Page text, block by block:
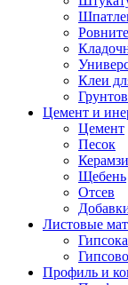
Клеи
Цемент и
Цемент
Песок
Щебень
Отсев
Листовые
Профиль и